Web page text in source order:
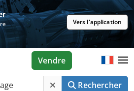
Vers l'application
Rechercher
Vendre